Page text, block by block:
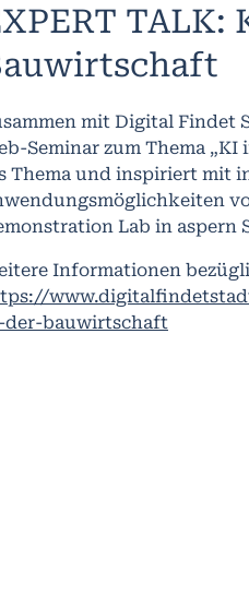
mit Digital Findet
Seminar zum Thema
Thema und inspiriert mit
Lab in aspern
Informationen
der-bauwirtschaft